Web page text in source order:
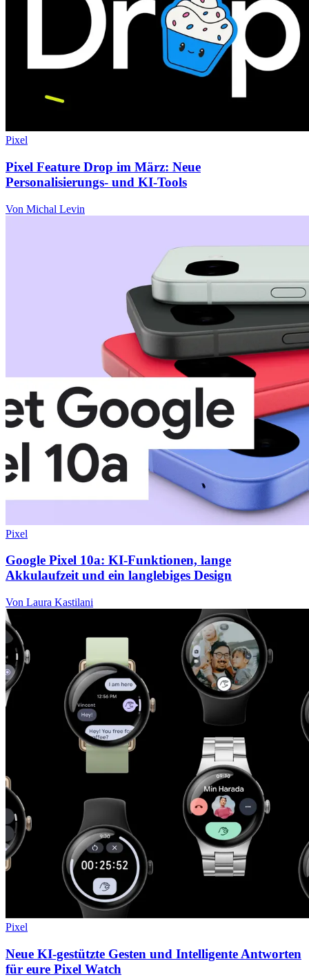
Pixel
Pixel Feature Drop im März: Neue
Personalisierungs- und KI-Tools
Von Michal Levin
Pixel
Google Pixel 10a: KI-Funktionen, lange
Akkulaufzeit und ein langlebiges Design
Von Laura Kastilani
Pixel
Neue KI-gestützte Gesten und Intelligente Antworten
für eure Pixel Watch